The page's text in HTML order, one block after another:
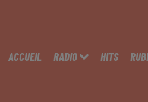
ACCUEIL RADIO HITS